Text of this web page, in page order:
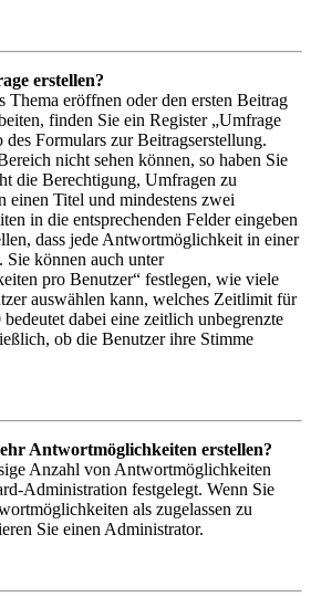
erstellen?
Thema eröffnen oder den ersten Beitrag
finden Sie ein Register „Umfrage
des Formulars zur Beitragserstellung.
nicht sehen können, so haben Sie
die Berechtigung, Umfragen zu
einen Titel und mindestens zwei
in die entsprechenden Felder eingeben
dass jede Antwortmöglichkeit in einer
Sie können auch unter
pro Benutzer“ festlegen, wie viele
auswählen kann, welches Zeitlimit für
dabei eine zeitlich unbegrenzte
ob die Benutzer ihre Stimme
Antwortmöglichkeiten erstellen?
Anzahl von Antwortmöglichkeiten
Administration festgelegt. Wenn Sie
als zugelassen zu
Sie einen Administrator.